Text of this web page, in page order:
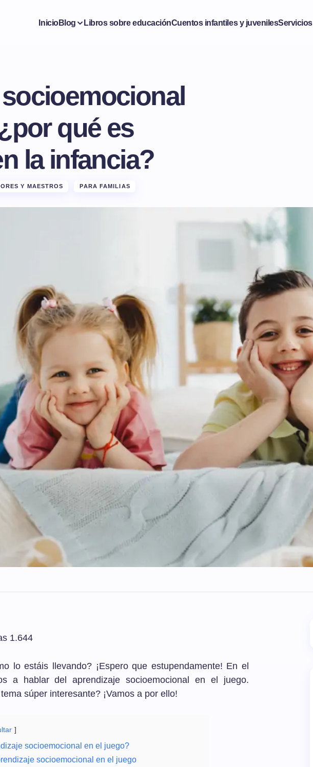
InicioBlog Libros sobre educaciónCuentos infantiles y juvenilesServicios
qué es
la infancia?
Y MAESTROS PARA FAMILIAS
1.644
lo estáis llevando? ¡Espero que estupendamente! En el
a hablar del aprendizaje socioemocional en el juego.
súper interesante? ¡Vamos a por ello!
socioemocional en el juego?
socioemocional en el juego